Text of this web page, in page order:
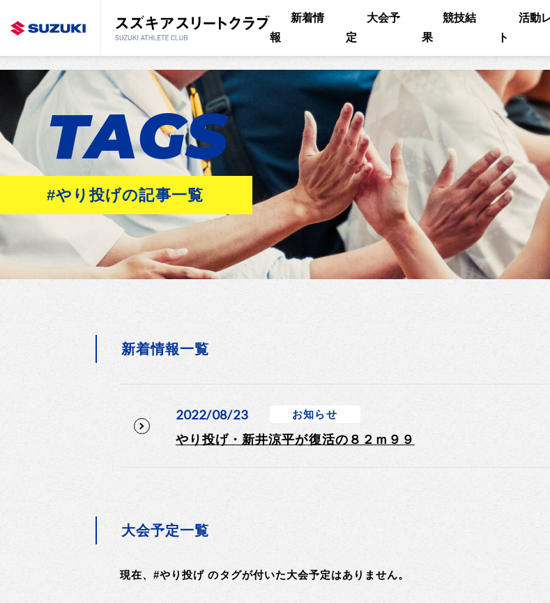
新着情
報
大会予
定
競技結
果
活動
ト
TAGS
#やり投げの記事一覧
新着情報一覧
2022/08/23 お知らせ
やり投げ・新井涼平が復活の８２ｍ９９
大会予定一覧
現在、#やり投げ のタグが付いた大会予定はありません。